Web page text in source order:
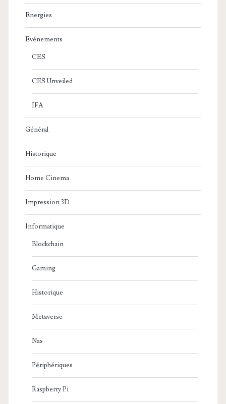
Energies
Evénements
CES
CES Unveiled
IFA
Général
Historique
Home Cinema
Impression 3D
Informatique
Blockchain
Gaming
Historique
Metaverse
Nas
Périphériques
Raspberry Pi